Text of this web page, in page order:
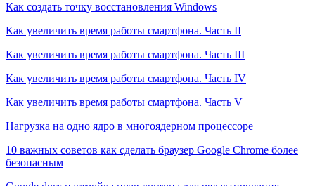
Как создать точку восстановления Windows
Как увеличить время работы смартфона. Часть II
Как увеличить время работы смартфона. Часть III
Как увеличить время работы смартфона. Часть IV
Как увеличить время работы смартфона. Часть V
Нагрузка на одно ядро в многоядерном процессоре
10 важных советов как сделать браузер Google Chrome более
безопасным